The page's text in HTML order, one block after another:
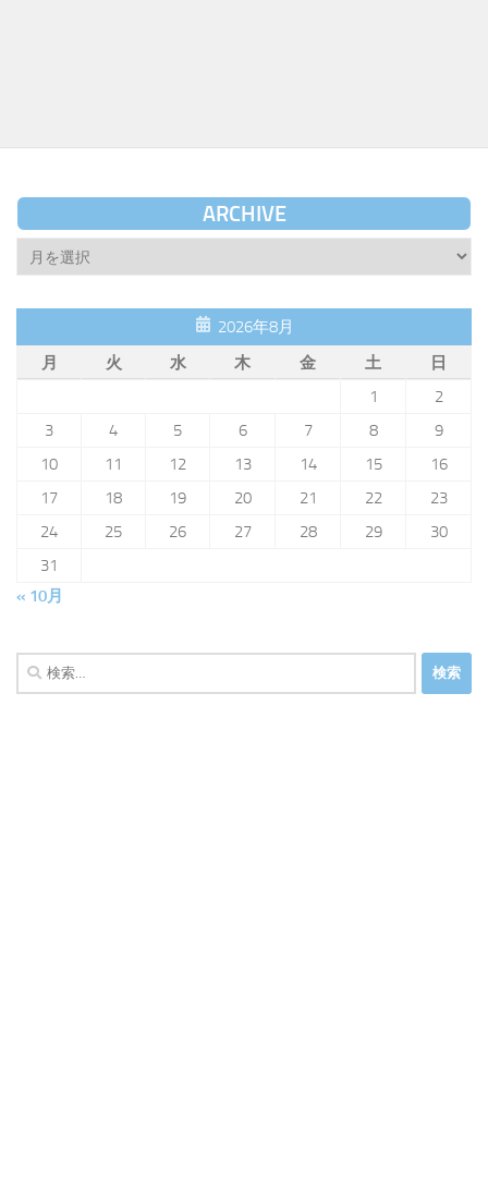
ARCHIVE
Archive
2026年8月
月
火 水 木 金 土
日
1
2
3
4 5 6 7 8
9
10
11 12 13 14 15
16
17
18 19 20 21 22
23
24
25 26 27 28 29
30
31
« 10月
検
索: